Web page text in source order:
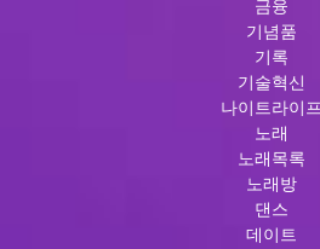
금융
기념품
기록
기술혁신
나이트라이프
노래
노래목록
노래방
댄스
데이트